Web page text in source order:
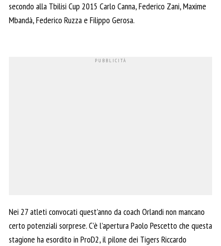
secondo alla Tbilisi Cup 2015 Carlo Canna, Federico Zani, Maxime
Mbandà, Federico Ruzza e Filippo Gerosa.
Nei 27 atleti convocati quest’anno da coach Orlandi non mancano
certo potenziali sorprese. C’è l’apertura Paolo Pescetto che questa
stagione ha esordito in ProD2, il pilone dei Tigers Riccardo